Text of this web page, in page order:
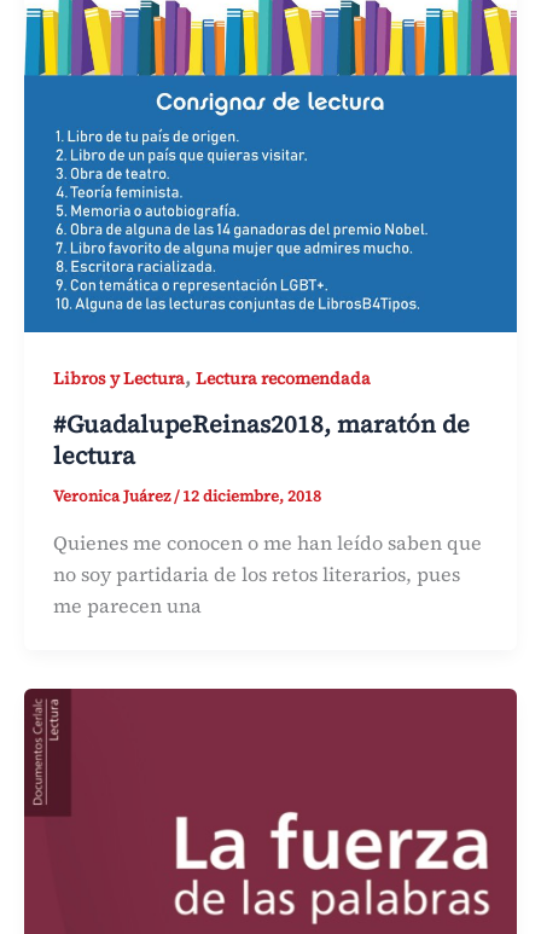
Libros y Lectura, Lectura recomendada
#GuadalupeReinas2018, maratón de
lectura
Veronica Juárez/12 diciembre, 2018
Quienes me conocen o me han leído saben que
no soy partidaria de los retos literarios, pues
me parecen una